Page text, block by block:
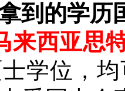
到的学历
来西亚思
学位，